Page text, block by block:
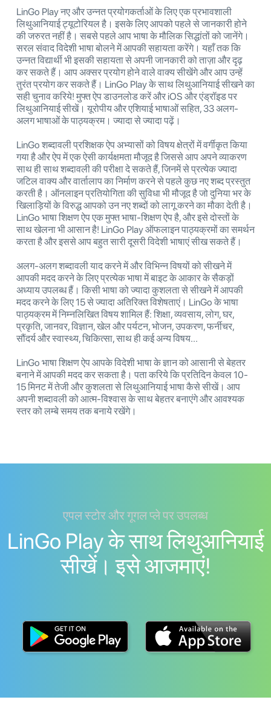
LinGo Play नए और उन्नत प्रयोगकर्ताओं के लिए एक प्रभावशाली
लिथुआनियाई ट्यूटोरियल है। इसके लिए आपको पहले से जानकारी होने
की जरुरत नहीं है। सबसे पहले आप भाषा के मौलिक सिद्धांतों को जानेंगे।
सरल संवाद विदेशी भाषा बोलने में आपकी सहायता करेंगे। यहाँ तक कि
उन्नत विद्यार्थी भी इसकी सहायता से अपनी जानकारी को ताज़ा और दृढ़
कर सकते हैं। आप अक्सर प्रयोग होने वाले वाक्य सीखेंगे और आप उन्हें
तुरंत प्रयोग कर सकते हैं। LinGo Play के साथ लिथुआनियाई सीखने का
सही चुनाव करिये! मुफ्त ऐप डाउनलोड करें और iOS और एंड्रॉइड पर
लिथुआनियाई सीखें। यूरोपीय और एशियाई भाषाओं सहित, 33 अलग-
अलग भाषाओं के पाठ्यक्रम। ज्यादा से ज्यादा पढ़ें।
LinGo शब्दावली प्रशिक्षक ऐप अभ्यासों को विषय क्षेत्रों में वर्गीकृत किया
गया है और ऐप में एक ऐसी कार्यक्षमता मौजूद है जिससे आप अपने व्याकरण
साथ ही साथ शब्दावली की परीक्षा दे सकते हैं, जिनमें से प्रत्येक ज्यादा
जटिल वाक्य और वार्तालाप का निर्माण करने से पहले कुछ नए शब्द प्रस्तुत
करती है। ऑनलाइन प्रतियोगिता की सुविधा भी मौजूद है जो दुनिया भर के
खिलाड़ियों के विरुद्ध आपको उन नए शब्दों को लागू करने का मौका देती है।
LinGo भाषा शिक्षण ऐप एक मुफ्त भाषा-शिक्षण ऐप है, और इसे दोस्तों के
साथ खेलना भी आसान है! LinGo Play ऑफलाइन पाठ्यक्रमों का समर्थन
करता है और इससे आप बहुत सारी दूसरी विदेशी भाषाएं सीख सकते हैं।
अलग-अलग शब्दावली याद करने में और विभिन्न विषयों को सीखने में
आपकी मदद करने के लिए प्रत्येक भाषा में बाइट के आकार के सैकड़ों
अध्याय उपलब्ध हैं। किसी भाषा को ज्यादा कुशलता से सीखने में आपकी
मदद करने के लिए 15 से ज्यादा अतिरिक्त विशेषताएं। LinGo के भाषा
पाठ्यक्रम में निम्नलिखित विषय शामिल हैं: शिक्षा, व्यवसाय, लोग, घर,
प्रकृति, जानवर, विज्ञान, खेल और पर्यटन, भोजन, उपकरण, फर्नीचर,
सौंदर्य और स्वास्थ्य, चिकित्सा, साथ ही कई अन्य विषय...
LinGo भाषा शिक्षण ऐप आपके विदेशी भाषा के ज्ञान को आसानी से बेहतर
बनाने में आपकी मदद कर सकता है। पता करिये कि प्रतिदिन केवल 10-
15 मिनट में तेजी और कुशलता से लिथुआनियाई भाषा कैसे सीखें। आप
अपनी शब्दावली को आत्म-विश्वास के साथ बेहतर बनाएंगे और आवश्यक
स्तर को लम्बे समय तक बनाये रखेंगे।
एपल स्टोर और गूगल प्ले पर उपलब्ध
LinGo Play के साथ लिथुआनियाई
सीखें। इसे आजमाएं!